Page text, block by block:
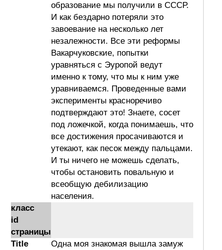
образование мы получили в СССР.
И как бездарно потеряли это
завоевание на несколько лет
незалежности. Все эти реформы
Вакарчуковские, попытки
уравняться с Эуропой ведут
именно к тому, что мы к ним уже
уравниваемся. Проведенные вами
эксперименты красноречиво
подтверждают это! Знаете, сосет
под ложечкой, когда понимаешь, что
все достижения просачиваются и
утекают, как песок между пальцами.
И ты ничего не можешь сделать,
чтобы остановить повальную и
всеобщую дебилизацию
населения.
класс
id
страницы
Title
Одна моя знакомая вышла замуж